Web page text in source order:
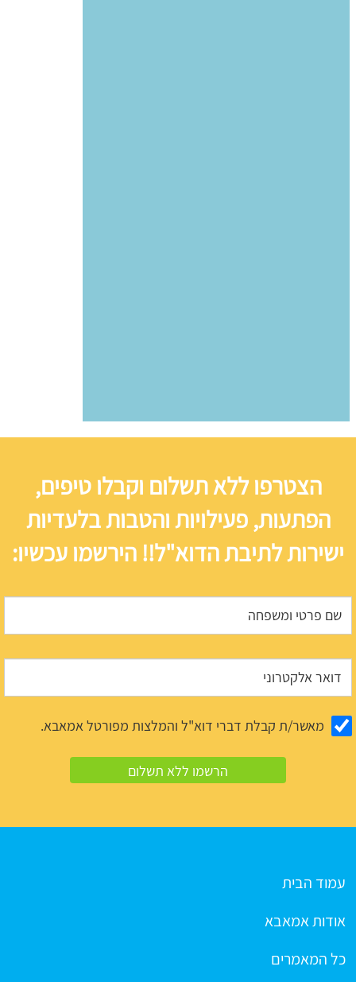
הצטרפו ללא תשלום וקבלו טיפים,
הפתעות, פעילויות והטבות בלעדיות
ישירות לתיבת הדוא"ל!! הירשמו עכשיו:
מאשר/ת קבלת דברי דוא"ל והמלצות מפורטל אמאבא.
עמוד הבית
אודות אמאבא
כל המאמרים